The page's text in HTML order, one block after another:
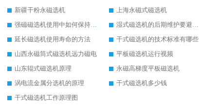
新疆干粉永磁选机
上海永磁式磁选机
强磁磁选机使用中如何保持其顺畅运行
湿式磁选机的后期维护要避开哪些坑
延长磁选机使用寿命的方法
干式磁选机的技术标准有哪些
山西永磁筒式磁选机远力磁电
平板磁选机运行视频
山东辊式磁选机原理
永磁高梯度平板磁选机
涡电流金属分选机的原理
干式磁选机多少钱
干式磁选机工作原理图